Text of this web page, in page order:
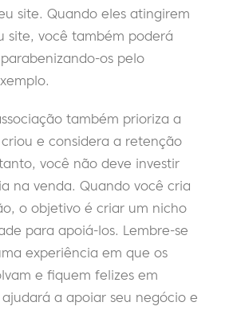
site. Quando eles atingirem
site, você também poderá
os pelo
também prioriza a
e considera a retenção
você não deve investir
na venda. Quando você cria
o objetivo é criar um nicho
para apoiá-los. Lembre-se
experiência em que os
e fiquem felizes em
a apoiar seu negócio e